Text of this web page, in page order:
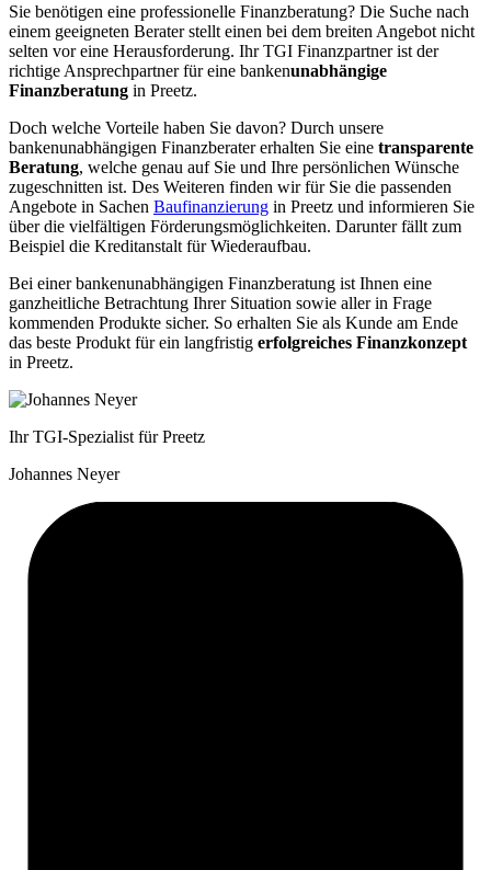
Sie benötigen eine professionelle Finanzberatung? Die Suche nach
einem geeigneten Berater stellt einen bei dem breiten Angebot nicht
selten vor eine Herausforderung. Ihr TGI Finanzpartner ist der
richtige Ansprechpartner für eine bankenunabhängige
Finanzberatung in Preetz.
Doch welche Vorteile haben Sie davon? Durch unsere
bankenunabhängigen Finanzberater erhalten Sie eine transparente
Beratung, welche genau auf Sie und Ihre persönlichen Wünsche
zugeschnitten ist. Des Weiteren finden wir für Sie die passenden
Angebote in Sachen Baufinanzierung in Preetz und informieren Sie
über die vielfältigen Förderungsmöglichkeiten. Darunter fällt zum
Beispiel die Kreditanstalt für Wiederaufbau.
Bei einer bankenunabhängigen Finanzberatung ist Ihnen eine
ganzheitliche Betrachtung Ihrer Situation sowie aller in Frage
kommenden Produkte sicher. So erhalten Sie als Kunde am Ende
das beste Produkt für ein langfristig erfolgreiches Finanzkonzept
in Preetz.
Ihr TGI-Spezialist für Preetz
Johannes Neyer